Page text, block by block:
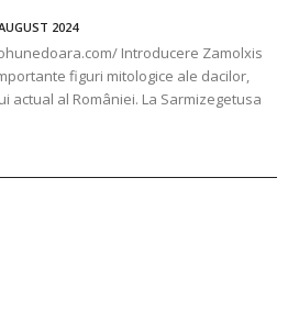
2024
Introducere Zamolxis
figuri mitologice ale dacilor,
actual al României. La Sarmizegetusa